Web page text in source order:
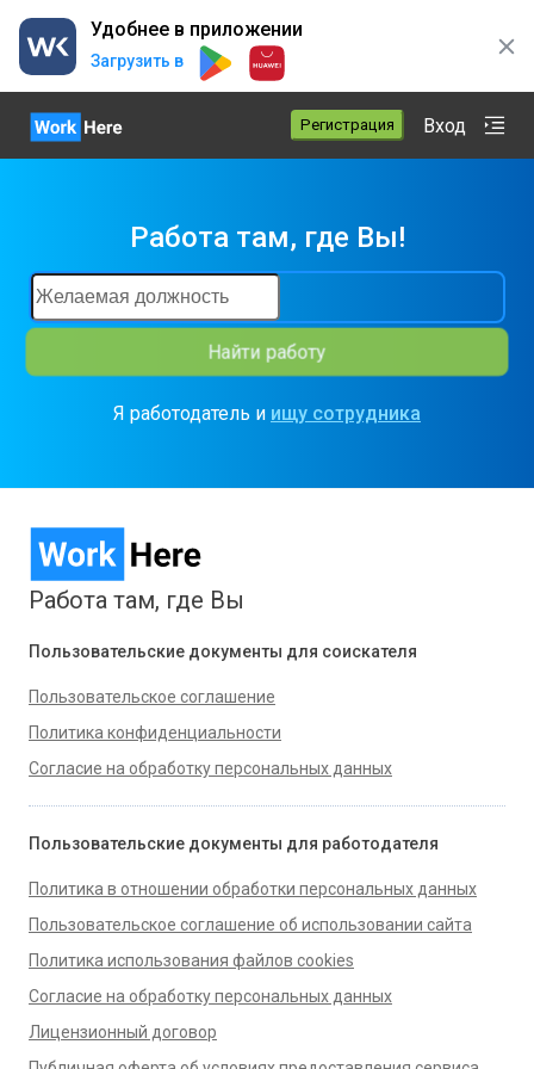
Удобнее в приложении
Загрузить в
Регистрация Вход
Работа там, где Вы!
Найти работу
Я работодатель и ищу сотрудника
Работа там, где Вы
Пользовательские документы для соискателя
Пользовательское соглашение
Политика конфиденциальности
Согласие на обработку персональных данных
Пользовательские документы для работодателя
Политика в отношении обработки персональных данных
Пользовательское соглашение об использовании сайта
Политика использования файлов cookies
Согласие на обработку персональных данных
Лицензионный договор